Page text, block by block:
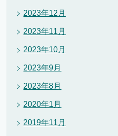
2023年12月
2023年11月
2023年10月
2023年9月
2023年8月
2020年1月
2019年11月